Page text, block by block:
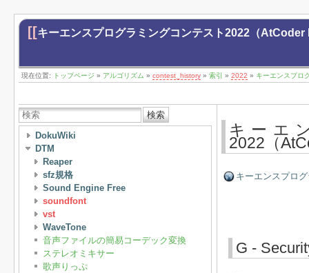
[[キーエンスプログラミングコンテスト2022（
現在位置: トップページ » アルゴリズム » contest_history » 索引 » 2022 » キーエンスプロ
検索
DokuWiki
DTM
Reaper
sfz規格
Sound Engine Free
soundfont
vst
WaveTone
音声ファイルの簡易コーデック変換
ステレオミキサー
歌声りっぷ
キーエ
2022（
キーエンスプロ
G -